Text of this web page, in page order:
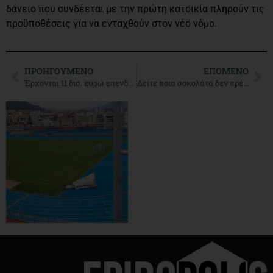
δάνειο που συνδέεται με την πρώτη κατοικία πληρούν τις
προϋποθέσεις για να ενταχθούν στον νέο νόμο.
ΠΡΟΗΓΟΎΜΕΝΟ
Έρχονται 11 δισ. ευρώ επενδύσεις με το σχέδιο Γιούγκερ
ΕΠΌΜΕΝΟ
Δείτε ποια σοκολάτα δεν πρέπει να καταναλώσετε